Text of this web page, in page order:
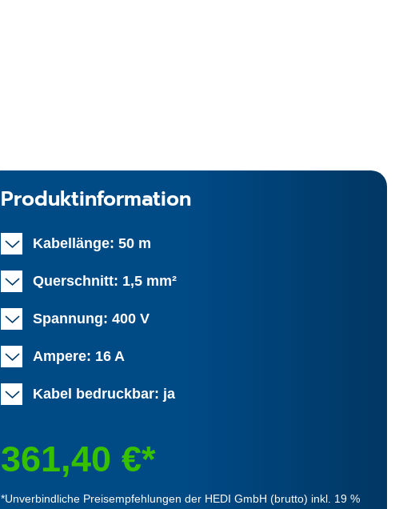
Produktinformation
Kabellänge: 50 m
Querschnitt: 1,5 mm²
Spannung: 400 V
Ampere: 16 A
Kabel bedruckbar: ja
361,40 €*
*Unverbindliche Preisempfehlungen der HEDI GmbH (brutto) inkl. 19 %